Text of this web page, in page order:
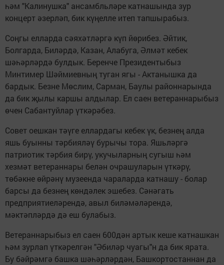
һәм "Калинушка" ансамбльләре катнашында зур
концерт әзерләп, бик күңелле итеп тапшырабыз.
Соңгы елларда сәяхәтләргә күп йөрибез. Әйтик,
Болгарда, Биләрдә, Казан, Алабуга, Әлмәт кебек
шәһәрләрдә булдык. Беренче Президентыбыз
Минтимер Шәймиевның туган ягы - Актанышка да
бардык. Безне Мөслим, Сарман, Баулы районнарында
да бик җылы каршы алдылар. Ел саен ветераннарыбыз
өчен Сабантуйлар үткәрәбез.
Совет оешкан тәүге еллардагы кебек үк, безнең алда
яшь буынны тәрбияләү бурычы тора. Яшьләргә
патриотик тәрбия бирү, укучыларның сугыш һәм
хезмәт ветераннары белән очрашуларын үткәрү,
төбәкне өйрәнү музеенда чараларда катнашу - болар
барсы да безнең көндәлек эшебез. Сәнәгать
предприятиеләрендә, авыл биләмәләрендә,
мәктәпләрдә дә еш булабыз.
Ветераннарыбыз ел саен 600дән артык кеше катнашкан
һәм зурлап үткәрелгән "Әбиләр чуагы"н да бик ярата.
Бу бәйрәмгә башка шәһәрләрдән, Башкортостаннан да